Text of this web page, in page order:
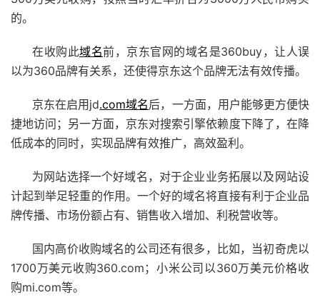
的。
在收购此域名前，京东官网的域名是360buy，让人误
以为360品牌有关系，还使得京东这个品牌无法有效传播。
京东在启用jd.com域名后，一方面，用户能够更方便快
捷地访问；另一方面，京东对搜索引擎依赖度下降了，在降
低成本的同时，实现品牌有效推广，高效盈利。
为网站选择一个好域名，对于企业业务拓展以及网站设
计起到举足轻重的作用。一个好的域名将直接有利于企业品
牌传播、市场份额占有、销售收入增加、利税营收等。
国内高价收购域名的公司还有很多，比如，当初奇虎以
1700万美元收购360.com；小米公司以360万美元价格收
购mi.com等。